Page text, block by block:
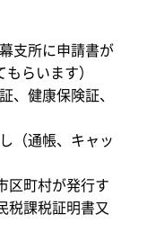
支所に申請書が
らいます）
、健康保険証、
（通帳、キャッ
区町村が発行す
税課税証明書又